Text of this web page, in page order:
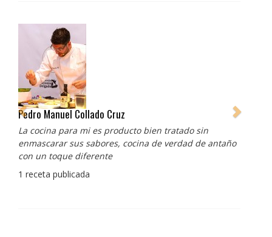
Pedro Manuel Collado Cruz
La cocina para mi es producto bien tratado sin
enmascarar sus sabores, cocina de verdad de antaño
con un toque diferente
1 receta publicada